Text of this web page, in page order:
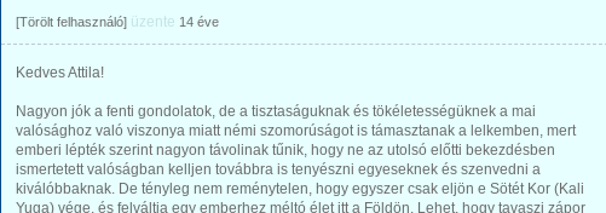
[Törölt felhasználó] üzente 14 éve
Kedves Attila!
Nagyon jók a fenti gondolatok, de a tisztaságuknak és tökéletességüknek a mai
valósághoz való viszonya miatt némi szomorúságot is támasztanak a lelkemben, mert
emberi lépték szerint nagyon távolinak tűnik, hogy ne az utolsó előtti bekezdésben
ismertetett valóságban kelljen továbbra is tenyészni egyeseknek és szenvedni a
kiválóbbaknak. De tényleg nem reménytelen, hogy egyszer csak eljön e Sötét Kor (Kali
Yuga) vége, és felváltja egy emberhez méltó élet itt a Földön. Lehet, hogy tavaszi zápor